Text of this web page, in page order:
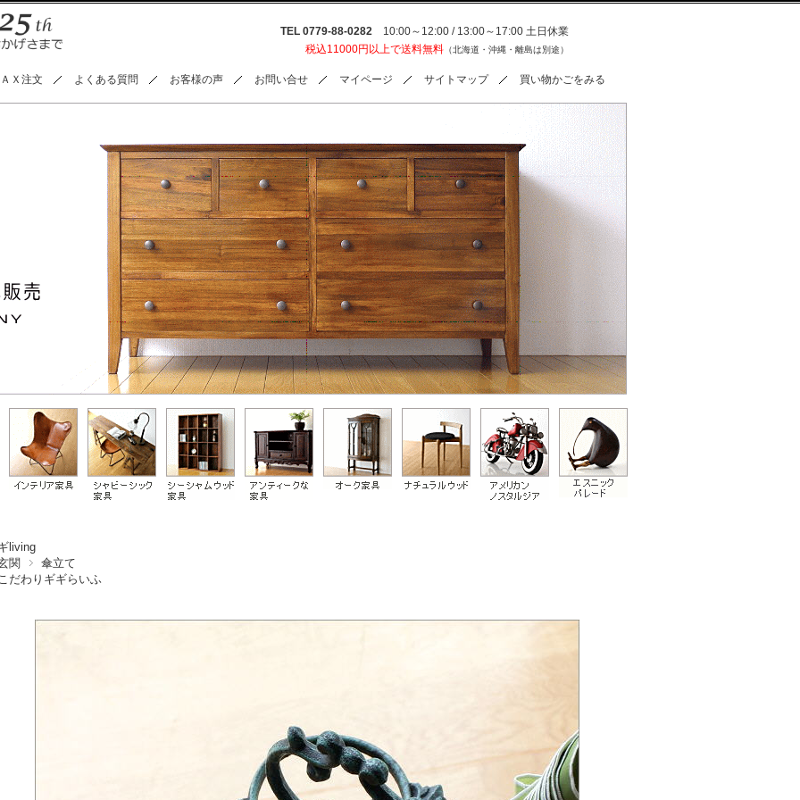
TEL 0779-88-0282 10:00～12:00 / 13:00～17:00 土日休業
税込11000円以上で送料無料 （北海道・沖縄・離島は別途）
Ｘ注文 よくある質問 お客様の声 お問い合せ マイページ サイトマップ 買い物かごをみる
living
関
傘立て
だわりギギらいふ